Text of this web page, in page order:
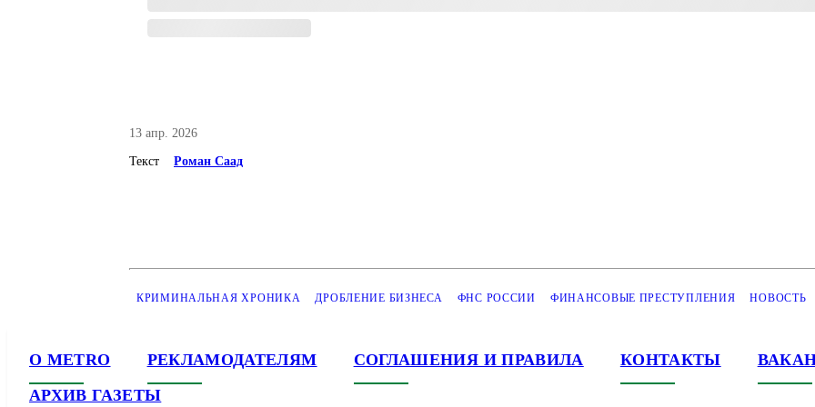
13 апр. 2026
Текст Роман Саад
КРИМИНАЛЬНАЯ ХРОНИКА ДРОБЛЕНИЕ БИЗНЕСА ФНС РОССИИ ФИНАНСОВЫЕ ПРЕСТУПЛЕНИЯ НОВОСТЬ
О METRO РЕКЛАМОДАТЕЛЯМ СОГЛАШЕНИЯ И ПРАВИЛА КОНТАКТЫ
АРХИВ ГАЗЕТЫ